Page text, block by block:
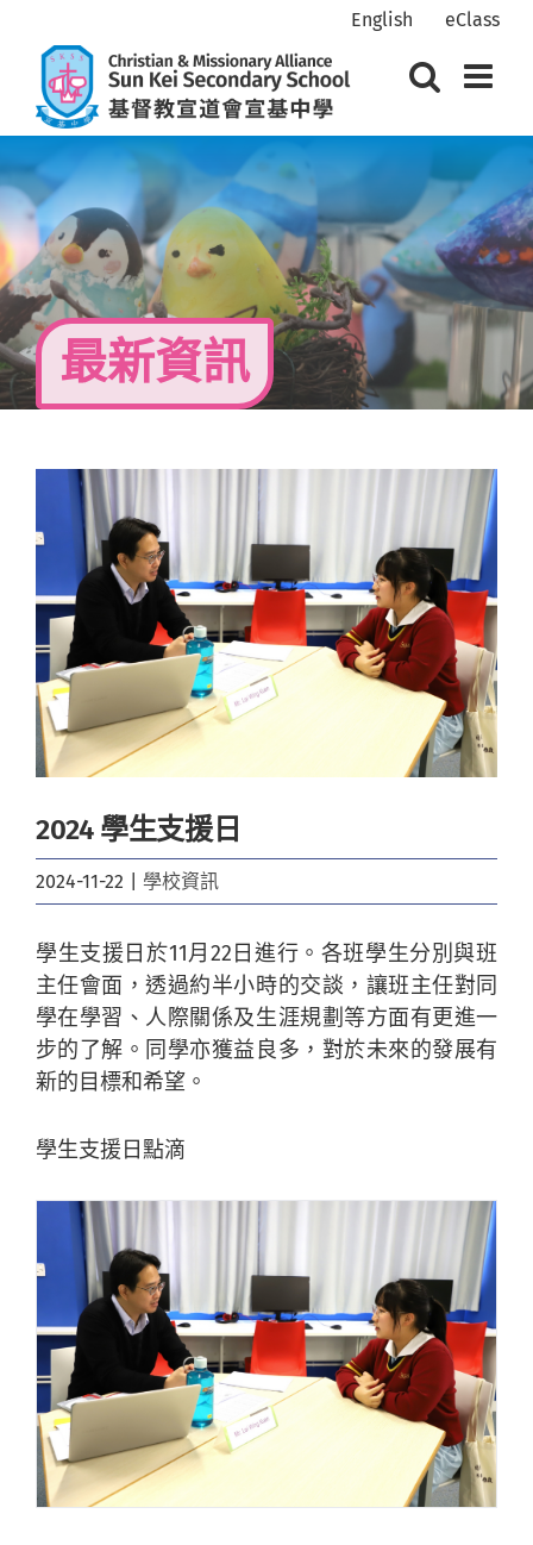
content
English eClass
最新資訊
View
Larger
Image
2024 學生支援日
2024-11-22 學校資訊
學生支援日於11月22日進行。各班學生分別與班
主任會面，透過約半小時的交談，讓班主任對同
學在學習、人際關係及生涯規劃等方面有更進一
步的了解。同學亦獲益良多，對於未來的發展有
新的目標和希望。
學生支援日點滴